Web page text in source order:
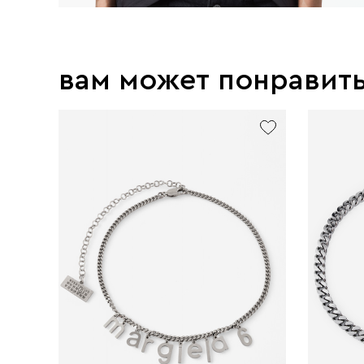
вам может